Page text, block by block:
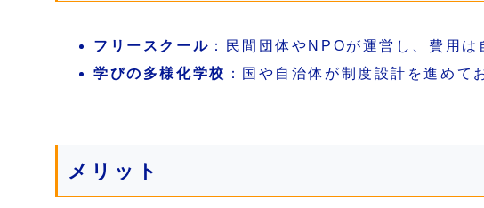
フリースクール ：民間団体やNPOが運営し、費用
学びの多様化学校 ：国や自治体が制度設計を進め
メリット